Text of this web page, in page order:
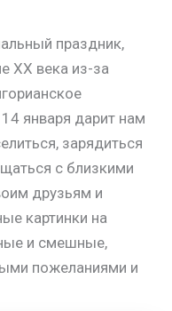
праздник,
ХХ века из-за
января дарит нам
зарядиться
с близкими
друзьям и
картинки на
и смешные,
пожеланиями и